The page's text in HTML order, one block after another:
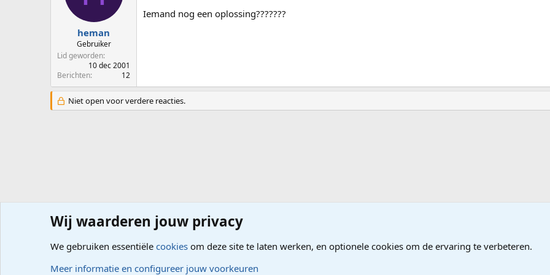
heman
Gebruiker
Lid geworden
10 dec 2001
Berichten
12
Iemand nog een oplossing???????
Niet open voor verdere reacties.
Forums Computerproblemen Besturingssysteem
Wij waarderen jouw privacy
We gebruiken essentiële cookies om deze site te laten werken, en optionele cookies om de ervaring te verbeteren.
Meer informatie en configureer jouw voorkeuren